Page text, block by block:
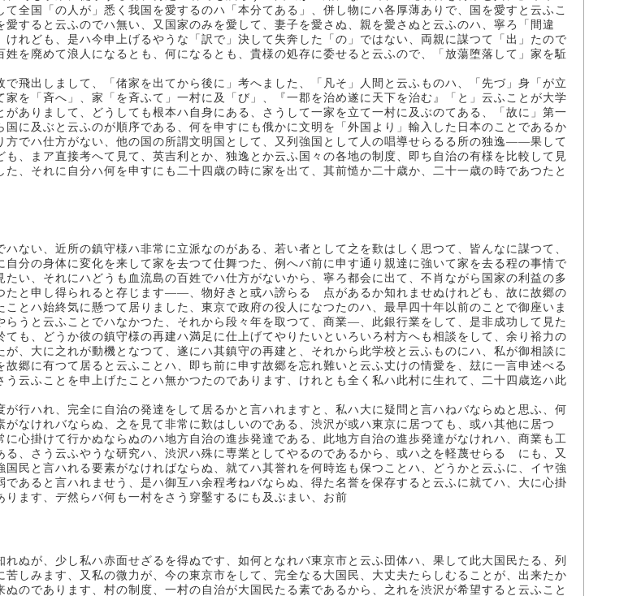
全国「の人が」悉く我国を愛するのハ「本分てある」、併し物にハ各厚薄ありで、国を愛すと云ふこ
すると云ふのでハ無い、又国家のみを愛して、妻子を愛さぬ、親を愛さぬと云ふのハ、寧ろ「間違
れども、是ハ今申上げるやうな「訳で」決して失奔した「の」ではない、両親に謀つて「出」たので
を廃めて浪人になるとも、何になるとも、貴様の処存に委せると云ふので、「放蕩堕落して」家を駈
飛出しまして、「偖家を出てから後に」考へました、「凡そ」人間と云ふものハ、「先づ」身「が立
を「斉へ」、家「を斉ふて」一村に及「び」、『一郡を治め遂に天下を治む』「と」云ふことが大学
ありまして、どうしても根本ハ自身にある、さうして一家を立て一村に及ぶのてある、「故に」第一
に及ぶと云ふのが順序である、何を申すにも俄かに文明を「外国より」輸入した日本のことであるか
でハ仕方がない、他の国の所謂文明国として、又列強国として人の唱導せらるる所の独逸――果して
、まア直接考へて見て、英吉利とか、独逸とか云ふ国々の各地の制度、即ち自治の有様を比較して見
、それに自分ハ何を申すにも二十四歳の時に家を出て、其前慥か二十歳か、二十一歳の時であつたと
ない、近所の鎮守様ハ非常に立派なのがある、若い者として之を歎はしく思つて、皆んなに謀つて、
分の身体に変化を来して家を去つて仕舞つた、例へバ前に申す通り親達に強いて家を去る程の事情で
い、それにハどうも血流島の百姓でハ仕方がないから、寧ろ都会に出て、不肖ながら国家の利益の多
と申し得られると存じます――、物好きと或ハ謗らるゝ点があるか知れませぬけれども、故に故郷の
とハ始終気に懸つて居りました、東京で政府の役人になつたのハ、最早四十年以前のことで御座いま
うと云ふことでハなかつた、それから段々年を取つて、商業―、此銀行業をして、是非成功して見た
も、どうか彼の鎮守様の再建ハ満足に仕上げてやりたいといろいろ村方へも相談をして、余り裕力の
、大に之れが動機となつて、遂にハ其鎮守の再建と、それから此学校と云ふものにハ、私が御相談に
郷に有つて居ると云ふことハ、即ち前に申す故郷を忘れ難いと云ふ丈けの情愛を、玆に一言申述べる
云ふことを申上げたことハ無かつたのであります、けれとも全く私ハ此村に生れて、二十四歳迄ハ此
行ハれ、完全に自治の発達をして居るかと言ハれますと、私ハ大に疑問と言ハねバならぬと思ふ、何
なけれバならぬ、之を見て非常に歎はしいのである、渋沢が或ハ東京に居つても、或ハ其他に居つ
心掛けて行かぬならぬのハ地方自治の進歩発達である、此地方自治の進歩発達がなけれハ、商業も工
、さう云ふやうな研究ハ、渋沢ハ殊に専業としてやるのであるから、或ハ之を軽蔑せらるゝにも、又
民と言ハれる要素がなければならぬ、就てハ其誉れを何時迄も保つことハ、どうかと云ふに、イヤ強
あると言ハれませう、是ハ御互ハ余程考ねバならぬ、得た名誉を保存すると云ふに就てハ、大に心掛
ます、デ然らバ何も一村をさう穿鑿するにも及ぶまい、お前
ぬが、少し私ハ赤面せざるを得ぬです、如何となれバ東京市と云ふ団体ハ、果して此大国民たる、列
しみます、又私の微力が、今の東京市をして、完全なる大国民、大丈夫たらしむることが、出来たか
のであります、村の制度、一村の自治が大国民たる素であるから、之れを渋沢が希望すると云ふこと